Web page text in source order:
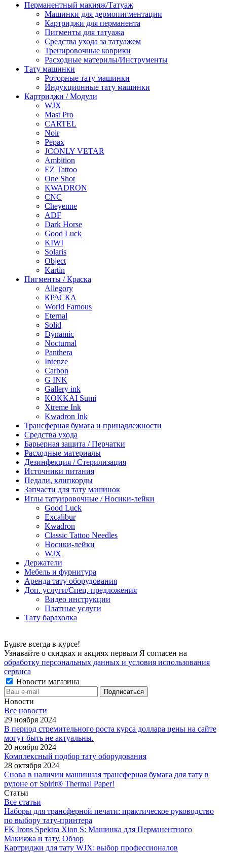
Перманентный макияж/Татуаж
Машинки для дермопигментации
Картриджи для перманента
Пигменты для татуажа
Средства ухода за татуажем
Тренировочные коврики
Расходные материлы/Инструменты
Тату машинки
Роторные тату машинки
Индукционные тату машинки
Картриджи / Модули
WJX
Mast Pro
CARTEL
Noir
Pepax
JCONLY VETAR
Ambition
EZ Tattoo
One Shot
KWADRON
CNC
Cheyenne
ADF
Dark Horse
Good Luck
KIWI
Solaris
Object
Kartin
Пигменты / Краска
Allegory
КРАСКА
World Famous
Eternal
Solid
Dynamic
Nocturnal
Panthera
Intenze
Carbon
G INK
Gallery ink
KOKKAI Sumi
Xtreme Ink
Kwadron Ink
Трансферная бумага и принадлежности
Средства ухода
Барьерная защита / Перчатки
Расходные материалы
Дезинфекция / Стерилизация
Источники питания
Педали, клипкорды
Запчасти для тату машинок
Иглы татуировочные / Носики-лейки
Good Luck
Excalibur
Kwadron
Classic Tattoo Needles
Носики-лейки
WJX
Держатели
Мебель и фурнитура
Аренда тату оборудования
Доп. услуги/Спец. предложения
Видео инструкции
Платные услуги
Тату барахолка
Будьте всегда в курсе!
Узнавайте о скидках и акциях первым Я согласен на
обработку персональных данных и условия использования
сервиса
Новости магазина
Новости
Все новости
29 ноября 2024
В период стремительного роста курса доллара цены на сайте
могут быть не актуальны.
20 ноября 2024
Комплексный подбор тату оборудования
28 октября 2024
Снова в наличии машинная трансферная бумага для тату в
рулоне от Spirit® Thermal Paper!
Статьи
Все статьи
Наборы для трансферной печати: практическое руководство
по выбору тату‑принтера
FK Irons Spektra Xion S: Машинка для Перманентного
Макияжа и тату. Обзор
Картриджи для тату WJX: выбор профессионалов